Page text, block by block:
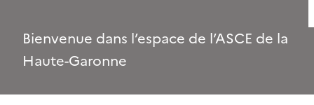
Bienvenue dans l’espace de l’ASCE de la
Haute-Garonne